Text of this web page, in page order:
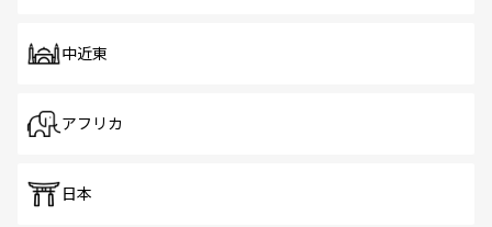
中近東
アフリカ
日本